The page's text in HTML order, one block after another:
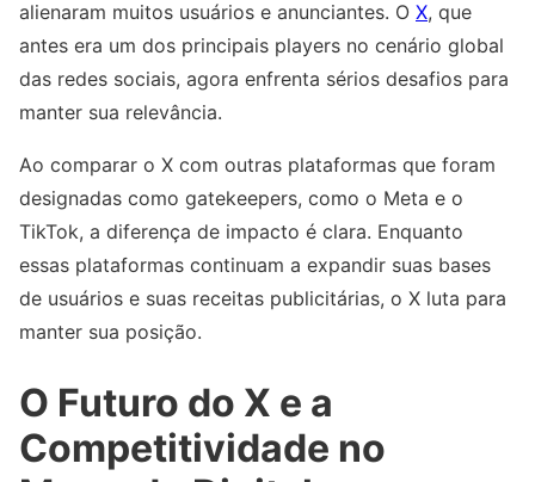
alienaram muitos usuários e anunciantes. O X, que
antes era um dos principais players no cenário global
das redes sociais, agora enfrenta sérios desafios para
manter sua relevância.
Ao comparar o X com outras plataformas que foram
designadas como gatekeepers, como o Meta e o
TikTok, a diferença de impacto é clara. Enquanto
essas plataformas continuam a expandir suas bases
de usuários e suas receitas publicitárias, o X luta para
manter sua posição.
O Futuro do X e a
Competitividade no